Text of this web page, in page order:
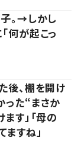
。→しかし
何が起こっ
後、棚を開け
た“まさか
す」「母の
ますね」